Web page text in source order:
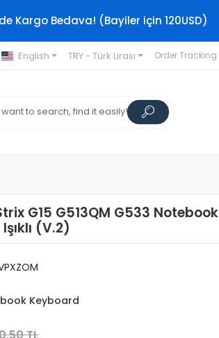
Kargo Bedava! (Bayiler için 120USD)
English TRY - Türk Lirası Order Tracking
G15 G513QM G533 Notebook
(V.2)
Keyboard